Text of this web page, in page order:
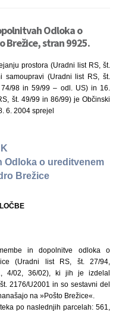
Odloka o
Brežice, stran 9925.
prostora (Uradni list RS, št.
samoupravi (Uradni list RS, št.
98 in 59/99 – odl. US) in 16.
št. 49/99 in 86/99) je Občinski
6. 2004 sprejel
Odloka o ureditvenem
Brežice
in dopolnitve odloka o
(Uradni list RS, št. 27/94,
4/02, 36/02), ki jih je izdelal
2176/U2001 in so sestavni del
na »Pošto Brežice«.
po naslednjih parcelah: 561,